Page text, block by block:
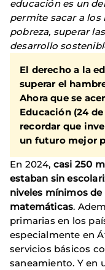
educación es un
permite sacar a los
pobreza, superar
desarrollo
El derecho a la
superar el
Ahora que se
Educación (24
recordar que
un futuro mejor
En 2024, casi 250
estaban sin
niveles mínimos
matemáticas.
primarias en los
especialmente en
servicios básicos
saneamiento. Y en